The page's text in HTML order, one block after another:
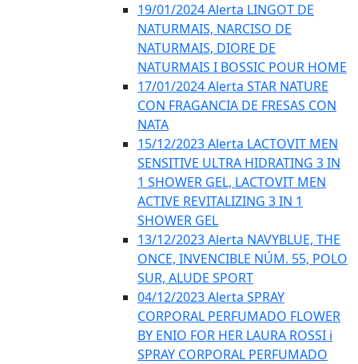
19/01/2024 Alerta LINGOT DE
NATURMAIS, NARCISO DE
NATURMAIS, DIORE DE
NATURMAIS I BOSSIC POUR HOME
17/01/2024 Alerta STAR NATURE
CON FRAGANCIA DE FRESAS CON
NATA
15/12/2023 Alerta LACTOVIT MEN
SENSITIVE ULTRA HIDRATING 3 IN
1 SHOWER GEL, LACTOVIT MEN
ACTIVE REVITALIZING 3 IN 1
SHOWER GEL
13/12/2023 Alerta NAVYBLUE, THE
ONCE, INVENCIBLE NÚM. 55, POLO
SUR, ALUDE SPORT
04/12/2023 Alerta SPRAY
CORPORAL PERFUMADO FLOWER
BY ENIO FOR HER LAURA ROSSI i
SPRAY CORPORAL PERFUMADO